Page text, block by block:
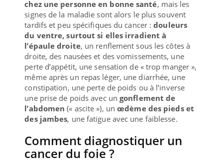
chez une personne en bonne santé, mais les
signes de la maladie sont alors le plus souvent
tardifs et peu spécifiques du cancer :douleurs
du ventre, surtout si elles irradient à
l’épaule droite, un renflement sous les côtes à
droite, des nausées et des vomissements, une
perte d’appétit, une sensation de « trop manger »,
même après un repas léger, une diarrhée, une
constipation, une perte de poids ou à l’inverse
une prise de poids avec ungonflement de
l’abdomen (« ascite »), unœdème des pieds et
des jambes, une fatigue avec une faiblesse.
Comment diagnostiquer un
cancer du foie ?